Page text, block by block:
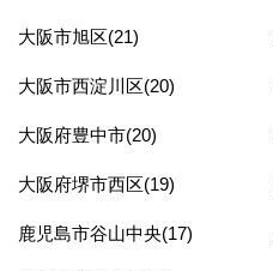
大阪市旭区(21)
大阪市西淀川区(20)
大阪府豊中市(20)
大阪府堺市西区(19)
鹿児島市谷山中央(17)